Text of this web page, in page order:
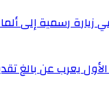
زيارة رسمية إلى
يعرب عن بالغ